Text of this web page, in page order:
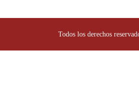
Todos los derechos